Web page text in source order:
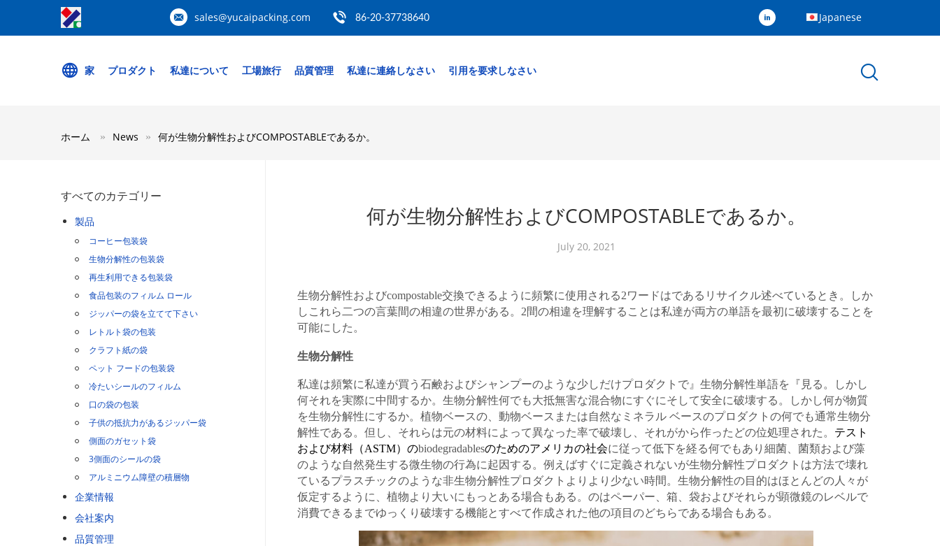
sales@yucaipacking.com 86-20-37738640 Japanese
家 プロダクト 私達について 工場旅行 品質管理 私達に連絡しなさい 引用を要求しなさい
ホーム News 何が生物分解性およびCOMPOSTABLEであるか。
すべてのカテゴリー
製品
コーヒー包装袋
生物分解性の包装袋
再生利用できる包装袋
食品包装のフィルム ロール
ジッパーの袋を立てて下さい
レトルト袋の包装
クラフト紙の袋
ペット フードの包装袋
冷たいシールのフィルム
口の袋の包装
子供の抵抗力があるジッパー袋
側面のガセット袋
3側面のシールの袋
アルミニウム障壁の積層物
企業情報
会社案内
品質管理
何が生物分解性およびCOMPOSTABLEであるか。
July 20, 2021
生物分解性およびcompostable交換できるように頻繁に使用される2ワードはであるリサイクル述べているとき。しか
しこれら二つの言葉間の相違の世界がある。2間の相違を理解することは私達が両方の単語を最初に破壊することを
可能にした。
生物分解性
私達は頻繁に私達が買う石鹸およびシャンプーのような少しだけプロダクトで』生物分解性単語を『見る。しかし
何それを実際に中間するか。生物分解性何でも大抵無害な混合物にすぐにそして安全に破壊する。しかし何が物質
を生物分解性にするか。植物ベースの、動物ベースまたは自然なミネラル ベースのプロダクトの何でも通常生物分
解性である。但し、それらは元の材料によって異なった率で破壊し、それがから作ったどの位処理された。 テスト
および材料（ASTM）のbiodegradablesのためのアメリカの社会に従って低下を経る何でもあり細菌、菌類および藻
のような自然発生する微生物の行為に起因する。例えばすぐに定義されないが生物分解性プロダクトは方法で壊れ
ているプラスチックのような非生物分解性プロダクトよりより少ない時間。生物分解性の目的はほとんどの人々が
仮定するように、植物より大いにもっとある場合もある。のはペーパー、箱、袋およびそれらが顕微鏡のレベルで
消費できるまでゆっくり破壊する機能とすべて作成された他の項目のどちらである場合もある。